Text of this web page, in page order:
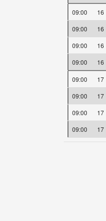
09:00 16
09:00
16
09:00
16
09:00
16
09:00 17
09:00
17
09:00
17
09:00
17